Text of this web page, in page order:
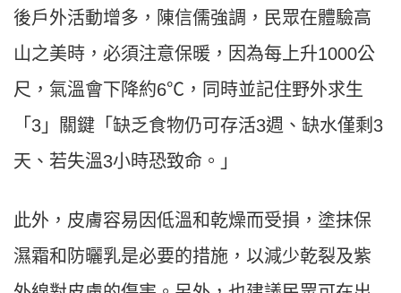
後戶外活動增多，陳信儒強調，民眾在體驗高
山之美時，必須注意保暖，因為每上升1000公
尺，氣溫會下降約6℃，同時並記住野外求生
「3」關鍵「缺乏食物仍可存活3週、缺水僅剩3
天、若失溫3小時恐致命。」
此外，皮膚容易因低溫和乾燥而受損，塗抹保
濕霜和防曬乳是必要的措施，以減少乾裂及紫